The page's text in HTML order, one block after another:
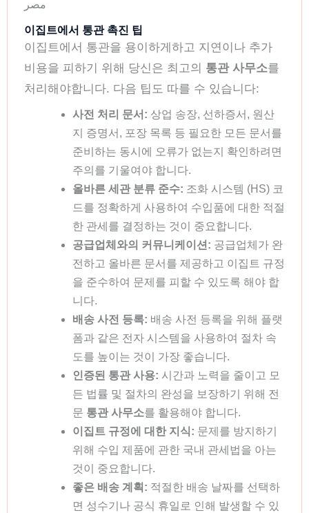
مصر
이집트에서 통관 촉진 팁
이집트에서 통관을 용이하게하고 지연이나 추가
비용을 피하기 위해 당신은 최고의 통관 사무소를
처리해야합니다. 다음 팁도 따를 수 있습니다:
사전 처리 문서: 상업 송장, 선하증서, 원산
지 증명서, 포장 목록 등 필요한 모든 문서를
준비하는 동시에 오류가 없는지 확인하려면
주의를 기울여야 합니다.
올바른 세관 분류 준수: 조화 시스템 (HS) 코
드를 정확하게 사용하여 수입품에 대한 적절
한 관세를 결정하는 것이 중요합니다.
공급업체와의 커뮤니케이션: 공급업체가 완
전하고 올바른 문서를 제공하고 이집트 규정
을 준수하여 문제를 피할 수 있도록 해야 합
니다.
배송 사전 등록: 배송 사전 등록을 위해 플랫
폼과 같은 전자 시스템을 사용하여 절차 속
도를 높이는 것이 가장 좋습니다.
인증된 통관 사용: 시간과 노력을 줄이고 모
든 법률 및 절차의 완성을 보장하기 위해 전
문 통관 사무소를 활용해야 합니다.
이집트 규정에 대한 지식: 문제를 방지하기
위해 수입 제품에 관한 국내 관세법을 아는
것이 중요합니다.
좋은 배송 계획: 적절한 배송 날짜를 선택하
면 성수기나 공식 휴일로 인해 발생할 수 있